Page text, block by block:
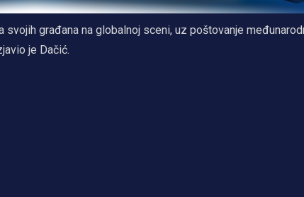
građana na globalnoj sceni, uz poštovanje
je Dačić.